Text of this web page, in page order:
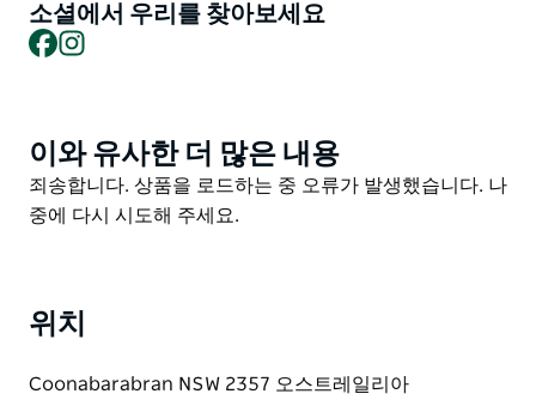
소셜에서 우리를 찾아보세요
Facebook
Product
List
이와 유사한 더 많은 내용
Product
List
죄송합니다. 상품을 로드하는 중 오류가 발생했습니다. 나
중에 다시 시도해 주세요.
위치
Coonabarabran NSW 2357 오스트레일리아